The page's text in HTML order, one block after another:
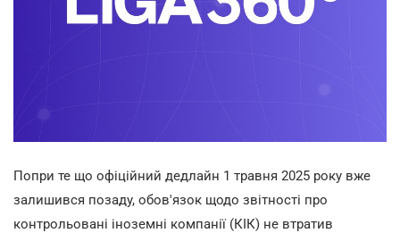
Попри те що офіційний дедлайн 1 травня 2025 року вже
залишився позаду, обов'язок щодо звітності про
контрольовані іноземні компанії (КІК) не втратив